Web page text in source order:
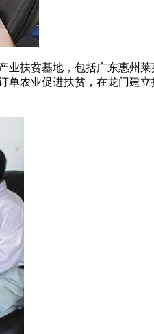
扶贫基地，包括广东惠州
农业促进扶贫，在龙门建